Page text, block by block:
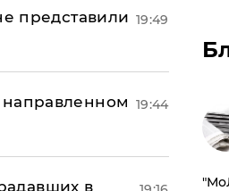
представили 19:49
19:44
в